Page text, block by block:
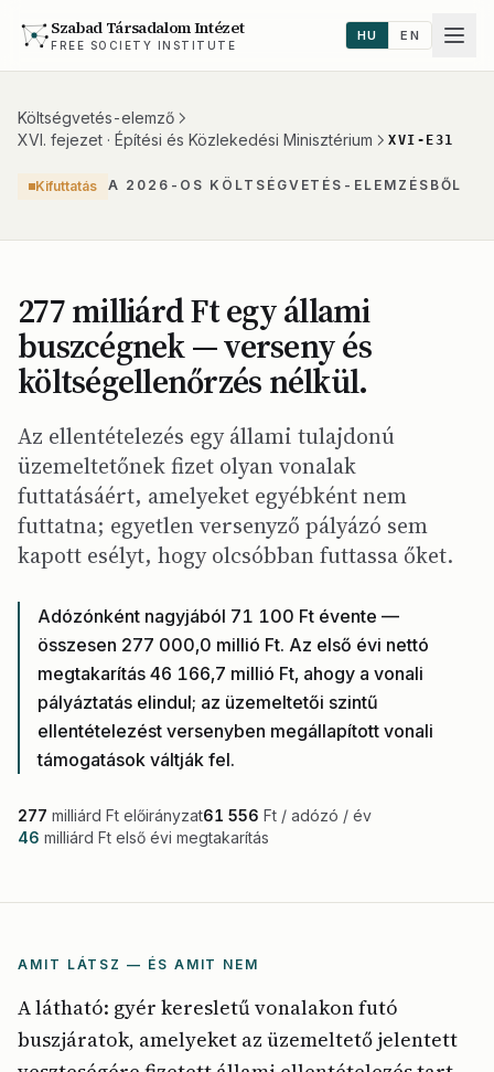
Szabad Társadalom Intézet
FREE SOCIETY INSTITUTE
HU EN
Költségvetés-elemző
XVI. fejezet · Építési és Közlekedési Minisztérium
XVI-E31
Kifuttatás A 2026-OS KÖLTSÉGVETÉS-ELEMZÉSBŐL
277 milliárd Ft egy állami
buszcégnek — verseny és
költségellenőrzés nélkül.
Az ellentételezés egy állami tulajdonú
üzemeltetőnek fizet olyan vonalak
futtatásáért, amelyeket egyébként nem
futtatna; egyetlen versenyző pályázó sem
kapott esélyt, hogy olcsóbban futtassa őket.
Adózónként nagyjából 71 100 Ft évente —
összesen 277 000,0 millió Ft. Az első évi nettó
megtakarítás 46 166,7 millió Ft, ahogy a vonali
pályáztatás elindul; az üzemeltetői szintű
ellentételezést versenyben megállapított vonali
támogatások váltják fel.
277 milliárd Ft előirányzat61 556 Ft / adózó / év
46 milliárd Ft első évi megtakarítás
AMIT LÁTSZ — ÉS AMIT NEM
A látható: gyér keresletű vonalakon futó
buszjáratok, amelyeket az üzemeltető jelentett